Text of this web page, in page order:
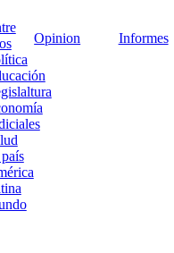
Opinion Informes